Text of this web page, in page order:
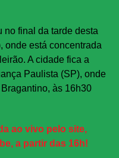
no final da tarde desta
onde está concentrada
A cidade fica a
Paulista (SP), onde
às 16h30
ao vivo pelo site,
a partir das 16h!